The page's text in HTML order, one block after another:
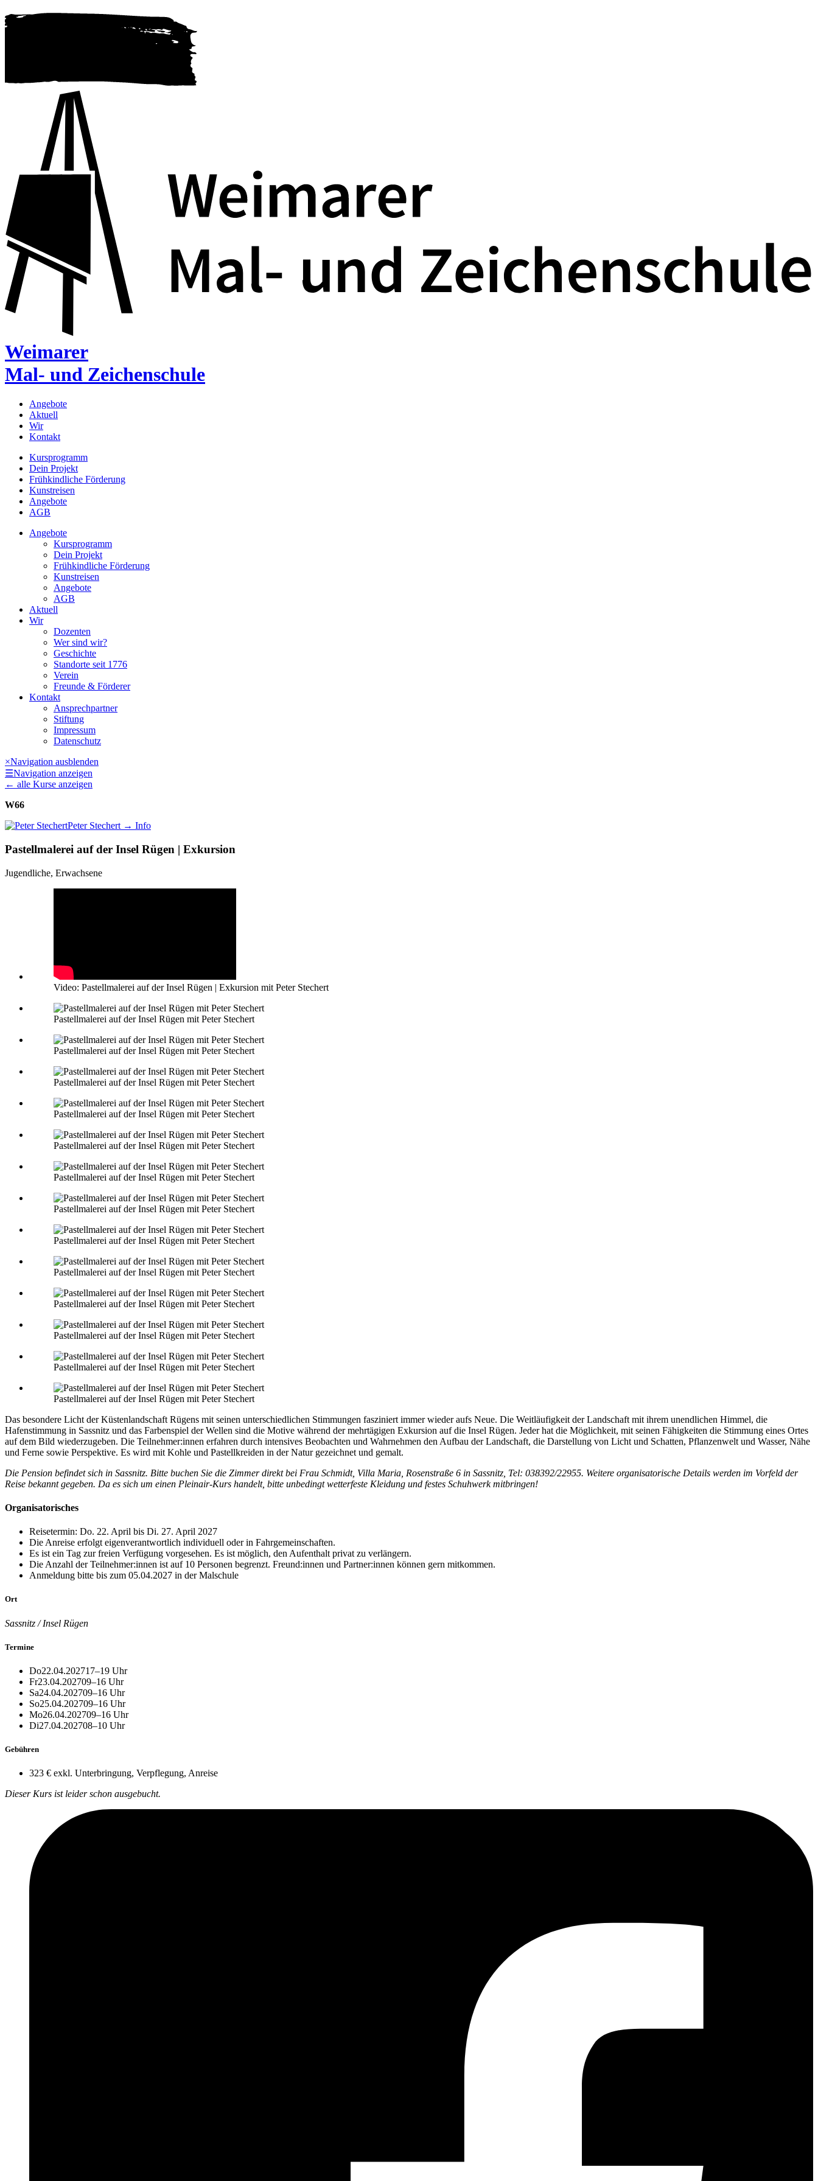
Weimarer
Mal- und Zeichenschule
Angebote
Aktuell
Wir
Kontakt
Kursprogramm
Dein Projekt
Frühkindliche Förderung
Kunstreisen
Angebote
AGB
Angebote
Kursprogramm
Dein Projekt
Frühkindliche Förderung
Kunstreisen
Angebote
AGB
Aktuell
Wir
Dozenten
Wer sind wir?
Geschichte
Standorte seit 1776
Verein
Freunde & Förderer
Kontakt
Ansprechpartner
Stiftung
Impressum
Datenschutz
×Navigation ausblenden
☰Navigation anzeigen
← alle Kurse anzeigen
W66
Peter Stechert → Info
Pastellmalerei auf der Insel Rügen | Exkursion
Jugendliche, Erwachsene
Video: Pastellmalerei auf der Insel Rügen | Exkursion mit Peter Stechert
Pastellmalerei auf der Insel Rügen mit Peter Stechert
Pastellmalerei auf der Insel Rügen mit Peter Stechert
Pastellmalerei auf der Insel Rügen mit Peter Stechert
Pastellmalerei auf der Insel Rügen mit Peter Stechert
Pastellmalerei auf der Insel Rügen mit Peter Stechert
Pastellmalerei auf der Insel Rügen mit Peter Stechert
Pastellmalerei auf der Insel Rügen mit Peter Stechert
Pastellmalerei auf der Insel Rügen mit Peter Stechert
Pastellmalerei auf der Insel Rügen mit Peter Stechert
Pastellmalerei auf der Insel Rügen mit Peter Stechert
Pastellmalerei auf der Insel Rügen mit Peter Stechert
Pastellmalerei auf der Insel Rügen mit Peter Stechert
Pastellmalerei auf der Insel Rügen mit Peter Stechert
Das besondere Licht der Küstenlandschaft Rügens mit seinen unterschiedlichen Stimmungen fasziniert immer wieder aufs Neue. Die Weitläufigkeit der Landschaft mit ihrem unendlichen Himmel, die
Hafenstimmung in Sassnitz und das Farbenspiel der Wellen sind die Motive während der mehrtägigen Exkursion auf die Insel Rügen. Jeder hat die Möglichkeit, mit seinen Fähigkeiten die Stimmung eines Ortes
auf dem Bild wiederzugeben. Die Teilnehmer:innen erfahren durch intensives Beobachten und Wahrnehmen den Aufbau der Landschaft, die Darstellung von Licht und Schatten, Pflanzenwelt und Wasser, Nähe
und Ferne sowie Perspektive. Es wird mit Kohle und Pastellkreiden in der Natur gezeichnet und gemalt.
Die Pension befindet sich in Sassnitz. Bitte buchen Sie die Zimmer direkt bei Frau Schmidt, Villa Maria, Rosenstraße 6 in Sassnitz, Tel: 038392/​22955. Weitere organisatorische Details werden im Vorfeld der
Reise bekannt gegeben. Da es sich um einen Pleinair-Kurs handelt, bitte unbedingt wetterfeste Kleidung und festes Schuhwerk mitbringen!
Organisatorisches
Reisetermin: Do. 22. April bis Di. 27. April 2027
Die Anreise erfolgt eigenverantwortlich individuell oder in Fahrgemeinschaften.
Es ist ein Tag zur freien Verfügung vorgesehen. Es ist möglich, den Aufenthalt privat zu verlängern.
Die Anzahl der Teilnehmer:innen ist auf 10 Personen begrenzt. Freund:innen und Partner:innen können gern mitkommen.
Anmeldung bitte bis zum 05.04.2027 in der Malschule
Ort
Sassnitz / Insel Rügen
Termine
Do22.04.202717–19 Uhr
Fr23.04.202709–16 Uhr
Sa24.04.202709–16 Uhr
So25.04.202709–16 Uhr
Mo26.04.202709–16 Uhr
Di27.04.202708–10 Uhr
Gebühren
323 € exkl. Unterbringung, Verpflegung, Anreise
Dieser Kurs ist leider schon ausgebucht.